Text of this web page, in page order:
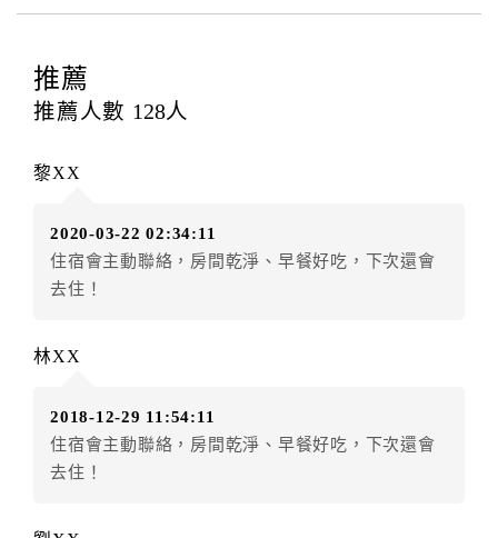
四、訂單異動
提出申辦不得異動訂單。
每筆訂單異動限定 乙
辦理取消退款。
房者應補足差額。（限原訂飯店）
房者不得要求退其差額。（限原訂飯店）
五、保留住宿權益(保留住房)
（提出申辦日為保留起算日）
店客滿，敬請及早計畫，如逾時未提出申辦，視同無條
件放棄訂單（住宿權益）。 （限原訂飯店使用）
．每筆訂單異動限定乙次，限原訂飯店，異動完成後不
．訂單異動後，訂單費用總計大於原訂單費用總計時，
推薦
推薦人數 128人
黎XX
2020-03-22 02:34:11
住宿會主動聯絡，房間乾淨、早餐好吃，下次還會
去住！
林XX
2018-12-29 11:54:11
住宿會主動聯絡，房間乾淨、早餐好吃，下次還會
去住！